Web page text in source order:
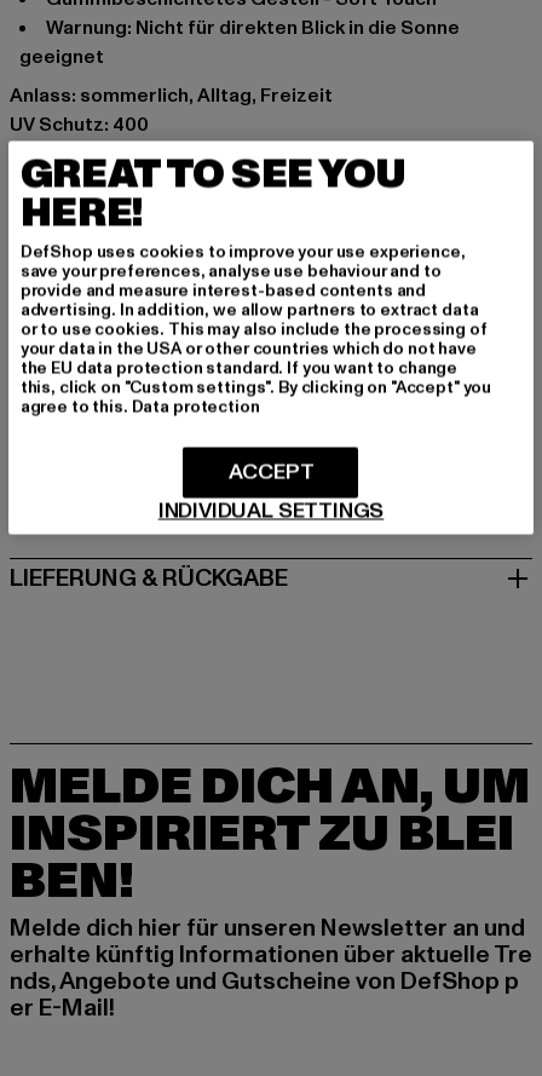
Warnung: Nicht für direkten Blick in die Sonne
geeignet
Anlass: sommerlich, Alltag, Freizeit
UV Schutz: 400
Marke: MSTRDS
Kat.: Sunglasses
Farbe: goldfarben
Hersteller Farbe: gold/orange
Materialzusammensetzung: 100% Polycarbonat
Art.Nr: 10497-00965
Hersteller: Masterdis GmbH |info@masterdis.com
Maria-Merian-Straße 2 | 85521 Ottobrunn | DE
GRÖSSE & PASSFORM
PFLEGEHINWEISE
LIEFERUNG & RÜCKGABE
MELDE DICH AN, UM
INSPIRIERT ZU BLEI
BEN!
Melde dich hier für unseren Newsletter an und
erhalte künftig Informationen über aktuelle Tre
nds, Angebote und Gutscheine von DefShop p
er E-Mail!
GREAT TO SEE YOU
HERE!
DefShop uses cookies to improve your use experience,
save your preferences, analyse use behaviour and to
provide and measure interest-based contents and
advertising. In addition, we allow partners to extract data
or to use cookies. This may also include the processing of
your data in the USA or other countries which do not have
the EU data protection standard. If you want to change
this, click on "Custom settings". By clicking on "Accept" you
agree to this. Data protection
INDIVIDUAL SETTINGS
ACCEPT